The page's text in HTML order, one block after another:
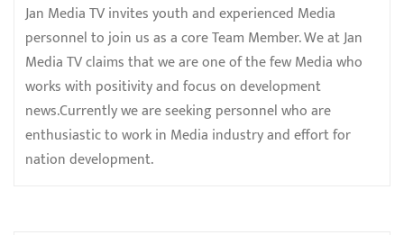
Jan Media TV invites youth and experienced Media
personnel to join us as a core Team Member. We at Jan
Media TV claims that we are one of the few Media who
works with positivity and focus on development
news.Currently we are seeking personnel who are
enthusiastic to work in Media industry and effort for
nation development.